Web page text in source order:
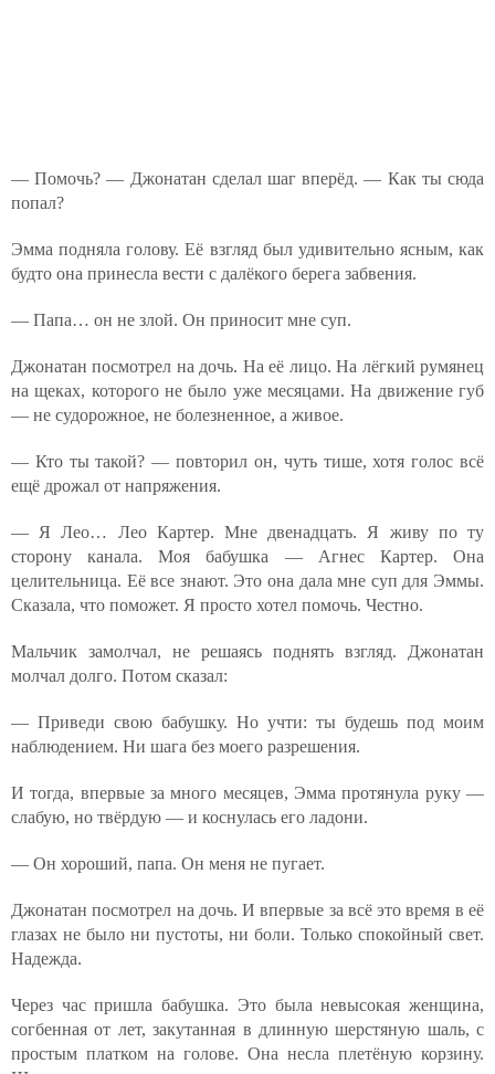
— Помочь? — Джонатан сделал шаг вперёд. — Как ты сюда
попал?
Эмма подняла голову. Её взгляд был удивительно ясным, как
будто она принесла вести с далёкого берега забвения.
— Папа… он не злой. Он приносит мне суп.
Джонатан посмотрел на дочь. На её лицо. На лёгкий румянец
на щеках, которого не было уже месяцами. На движение губ
— не судорожное, не болезненное, а живое.
— Кто ты такой? — повторил он, чуть тише, хотя голос всё
ещё дрожал от напряжения.
— Я Лео… Лео Картер. Мне двенадцать. Я живу по ту
сторону канала. Моя бабушка — Агнес Картер. Она
целительница. Её все знают. Это она дала мне суп для Эммы.
Сказала, что поможет. Я просто хотел помочь. Честно.
Мальчик замолчал, не решаясь поднять взгляд. Джонатан
молчал долго. Потом сказал:
— Приведи свою бабушку. Но учти: ты будешь под моим
наблюдением. Ни шага без моего разрешения.
И тогда, впервые за много месяцев, Эмма протянула руку —
слабую, но твёрдую — и коснулась его ладони.
— Он хороший, папа. Он меня не пугает.
Джонатан посмотрел на дочь. И впервые за всё это время в её
глазах не было ни пустоты, ни боли. Только спокойный свет.
Надежда.
Через час пришла бабушка. Это была невысокая женщина,
согбенная от лет, закутанная в длинную шерстяную шаль, с
простым платком на голове. Она несла плетёную корзину.